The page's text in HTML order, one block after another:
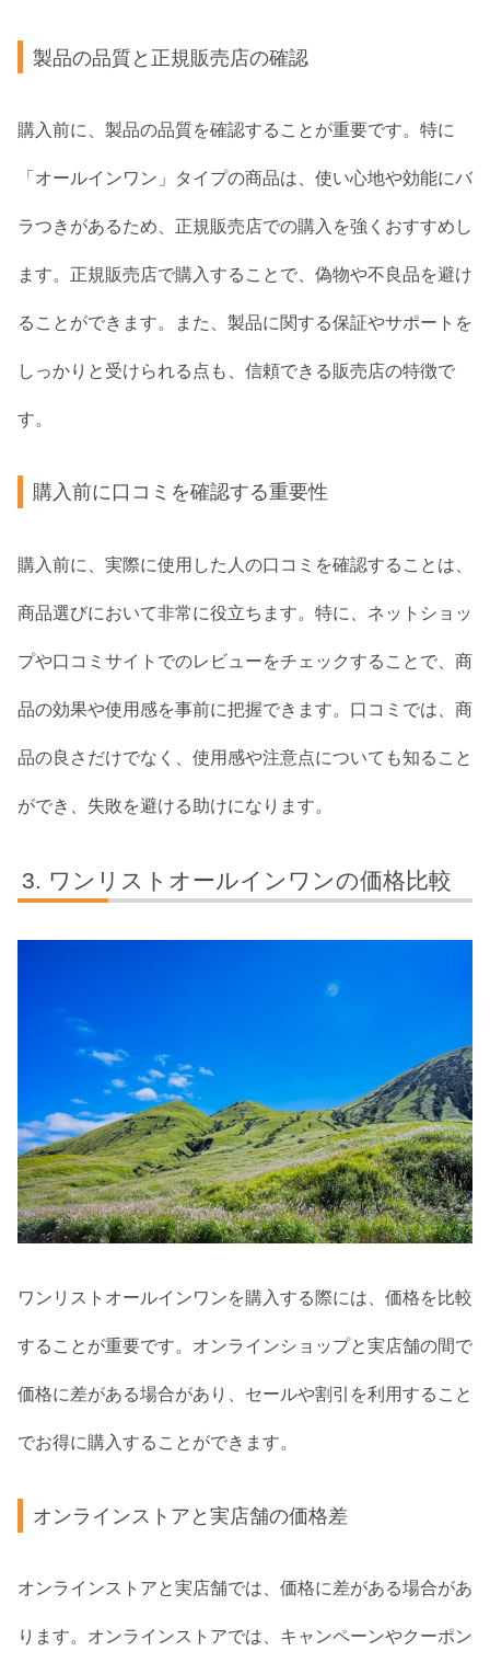
製品の品質と正規販売店の確認
購入前に、製品の品質を確認することが重要です。特に
「オールインワン」タイプの商品は、使い心地や効能にバ
ラつきがあるため、正規販売店での購入を強くおすすめし
ます。正規販売店で購入することで、偽物や不良品を避け
ることができます。また、製品に関する保証やサポートを
しっかりと受けられる点も、信頼できる販売店の特徴で
す。
購入前に口コミを確認する重要性
購入前に、実際に使用した人の口コミを確認することは、
商品選びにおいて非常に役立ちます。特に、ネットショッ
プや口コミサイトでのレビューをチェックすることで、商
品の効果や使用感を事前に把握できます。口コミでは、商
品の良さだけでなく、使用感や注意点についても知ること
ができ、失敗を避ける助けになります。
ワンリストオールインワンの価格比較
ワンリストオールインワンを購入する際には、価格を比較
することが重要です。オンラインショップと実店舗の間で
価格に差がある場合があり、セールや割引を利用すること
でお得に購入することができます。
オンラインストアと実店舗の価格差
オンラインストアと実店舗では、価格に差がある場合があ
ります。オンラインストアでは、キャンペーンやクーポン